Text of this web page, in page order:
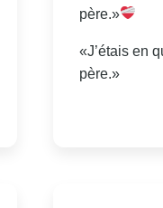
père.»
«J’étais en
père.»